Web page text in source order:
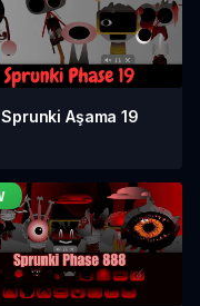
Sprunki Aşama 19